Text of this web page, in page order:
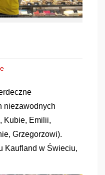
niezawodnych
Kubie, Emilii,
Grzegorzowi).
Kaufland w Świeciu,